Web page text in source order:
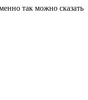
так можно сказать